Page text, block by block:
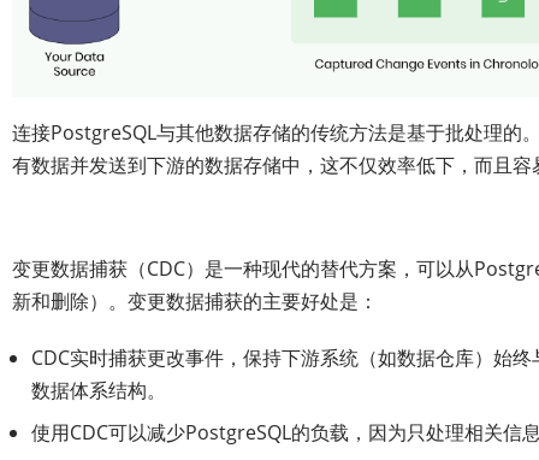
连接PostgreSQL与其他数据存储的传统方法是基于批处理的
有数据并发送到下游的数据存储中，这不仅效率低下，而且容
变更数据捕获（CDC）是一种现代的替代方案，可以从
新和删除）。变更数据捕获的主要好处是：
CDC实时捕获更改事件，保持下游系统（如数据仓库）始
数据体系结构。
使用CDC可以减少PostgreSQL的负载，因为只处理相关信